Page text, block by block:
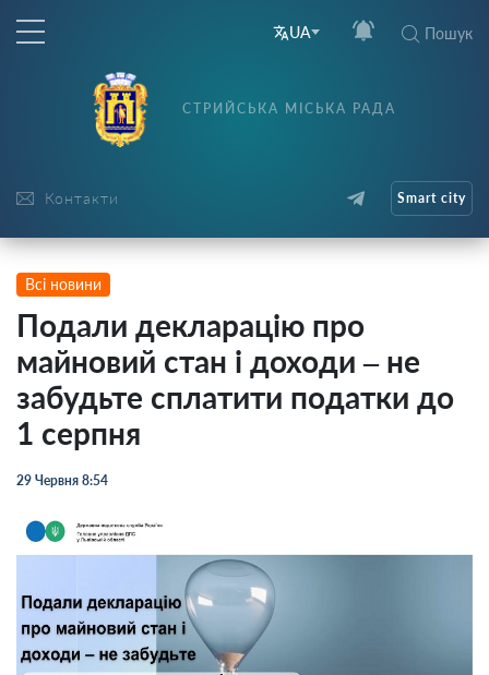
UA Пошук
Контакти
СТРИЙСЬКА МІСЬКА РАДА
Smart city
Всі новини
Подали декларацію про
майновий стан і доходи – не
забудьте сплатити податки до
1 серпня
29 Червня 8:54